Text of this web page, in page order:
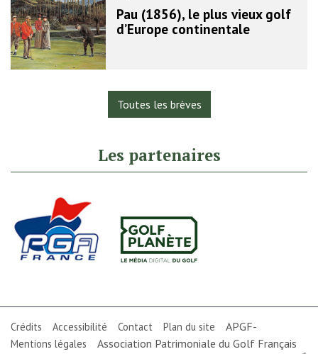
Pau (1856), le plus vieux golf
d’Europe continentale
Toutes les brèves
Les partenaires
Crédits Accessibilité Contact
Plan du site
Mentions légales
APGF-
Association Patrimoniale du Golf Français